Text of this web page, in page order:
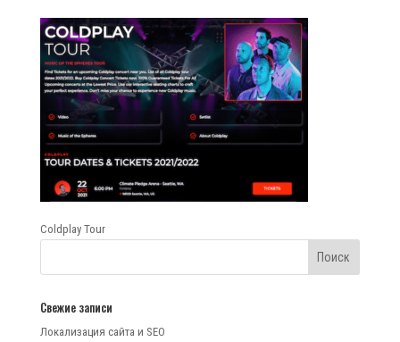
Coldplay Tour
Свежие записи
Локализация сайта и SEO